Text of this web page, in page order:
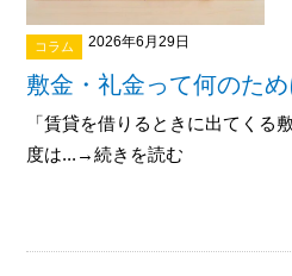
コラム 2026年6月29日
敷金・礼金って何のた
「賃貸を借りるときに出てく
度は...→続きを読む